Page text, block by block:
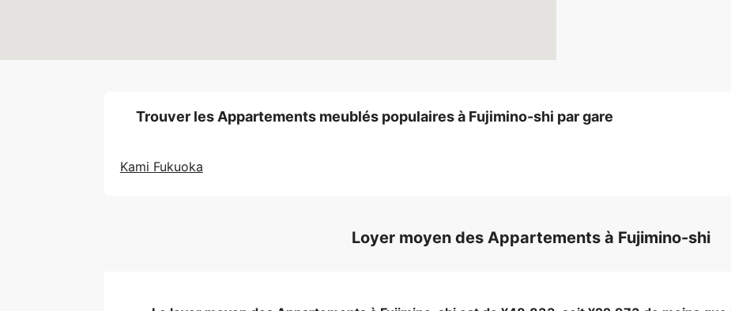
Trouver les Appartements meublés populaires à Fujimino-shi par gare
Kami Fukuoka
Loyer moyen des Appartements à Fujimino-shi